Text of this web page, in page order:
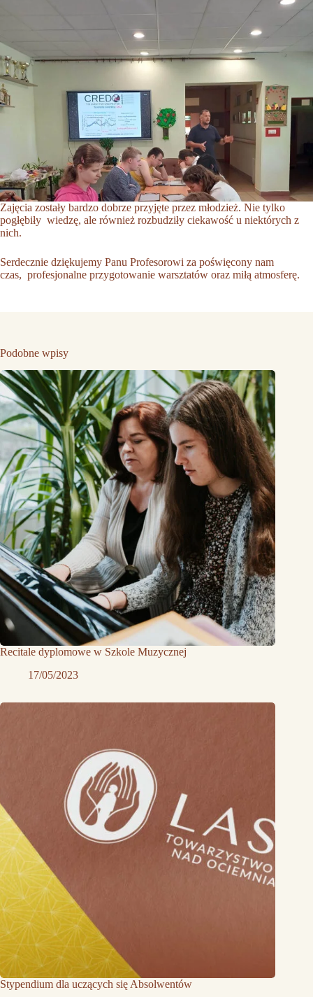
Zajęcia zostały bardzo dobrze przyjęte przez młodzież. Nie tylko
pogłębiły wiedzę, ale również rozbudziły ciekawość u niektórych z
nich.
Serdecznie dziękujemy Panu Profesorowi za poświęcony nam
czas, profesjonalne przygotowanie warsztatów oraz miłą atmosferę.
Podobne wpisy
Recitale dyplomowe w Szkole Muzycznej
17/05/2023
Stypendium dla uczących się Absolwentów